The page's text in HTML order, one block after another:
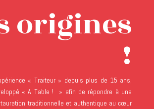
origines
!
« Traiteur » depuis plus de 15 ans,
« A Table ! » afin de répondre à une
traditionnelle et authentique au cœur